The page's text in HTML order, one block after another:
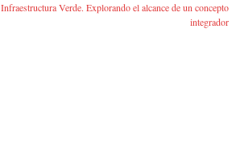
Infraestructura Verde. Explorando el alcance de un concepto
integrador